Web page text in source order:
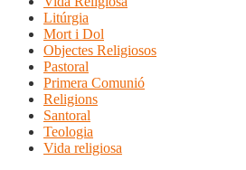
Litúrgia
Mort i Dol
Objectes Religiosos
Pastoral
Primera Comunió
Religions
Santoral
Teologia
Vida religiosa